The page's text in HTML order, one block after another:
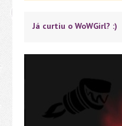
Já curtiu o WoWGirl? :)